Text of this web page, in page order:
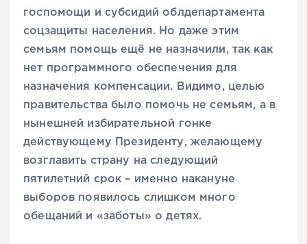
госпомощи и субсидий облдепартамента
соцзащиты населения. Но даже этим
семьям помощь ещё не назначили, так как
нет программного обеспечения для
назначения компенсации. Видимо, целью
правительства было помочь не семьям, а в
нынешней избирательной гонке
действующему Президенту, желающему
возглавить страну на следующий
пятилетний срок – именно накануне
выборов появилось слишком много
обещаний и «заботы» о детях.